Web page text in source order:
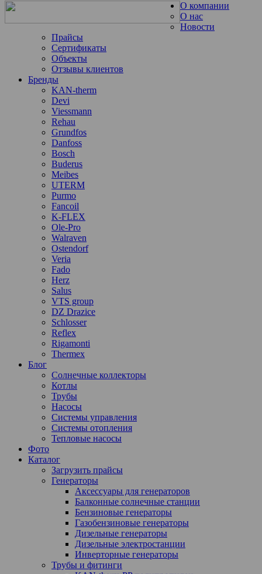
О компании
О нас
Новости
Прайсы
Сертификаты
Объекты
Отзывы клиентов
Бренды
KAN-therm
Devi
Viessmann
Rehau
Grundfos
Danfoss
Bosch
Buderus
Meibes
UTERM
Purmo
Fancoil
K-FLEX
Ole-Pro
Walraven
Ostendorf
Veria
Fado
Herz
Salus
VTS group
DZ Drazice
Schlosser
Reflex
Rigamonti
Thermex
Блог
Солнечные коллекторы
Котлы
Трубы
Насосы
Системы управления
Системы отопления
Тепловые насосы
Фото
Каталог
Загрузить прайсы
Генераторы
Аксессуары для генераторов
Балконные солнечные станции
Бензиновые генераторы
Газобензиновые генераторы
Дизельные генераторы
Дизельные электростанции
Инверторные генераторы
Трубы и фитинги